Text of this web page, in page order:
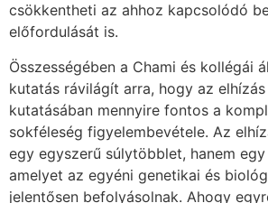
csökkentheti az ahhoz kapcsolódó
előfordulását is.
Összességében a Chami és kollégái
kutatás rávilágít arra, hogy az
kutatásában mennyire fontos a
sokféleség figyelembevétele. Az
egy egyszerű súlytöbblet, hanem
amelyet az egyéni genetikai és
jelentősen befolyásolnak. Ahogy